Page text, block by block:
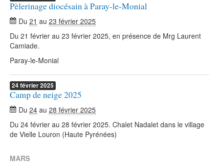
Pèlerinage diocésain à Paray-le-Monial
Du 21 au 23 février 2025
Du 21 février au 23 février 2025, en présence de Mrg Laurent
Camiade.
Paray-le-Monial
24février2025
Camp de neige 2025
Du 24 au 28 février 2025
Du 24 février au 28 février 2025. Chalet Nadalet dans le village
de Vielle Louron (Haute Pyrénées)
MARS